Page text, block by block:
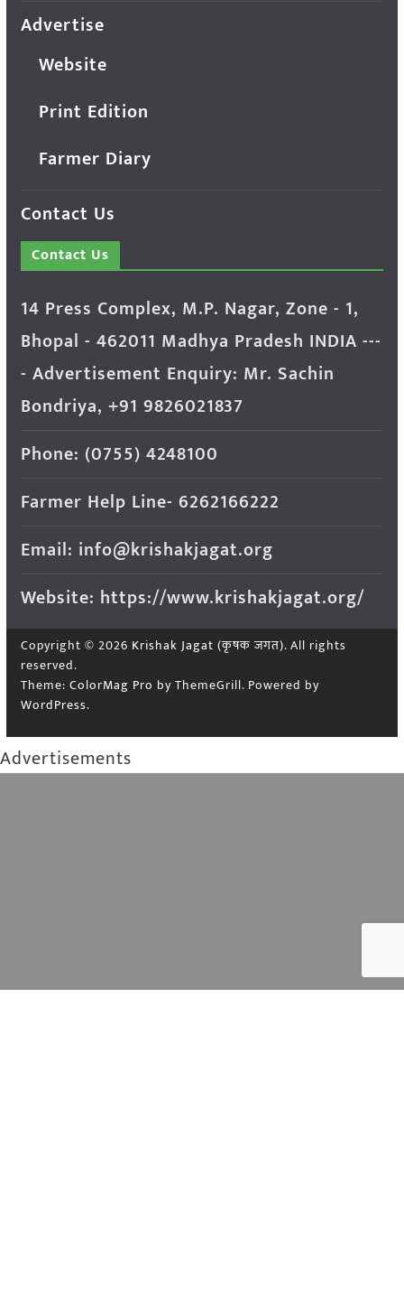
Advertise
Website
Print Edition
Farmer Diary
Contact Us
Contact Us
14 Press Complex, M.P. Nagar, Zone - 1,
Bhopal - 462011 Madhya Pradesh INDIA ---
- Advertisement Enquiry: Mr. Sachin
Bondriya, +91 9826021837
Phone: (0755) 4248100
Farmer Help Line- 6262166222
Email: info@krishakjagat.org
Website: https://www.krishakjagat.org/
Copyright © 2026 Krishak Jagat (कृषक जगत). All rights
reserved.
Theme: ColorMag Pro by ThemeGrill. Powered by
WordPress.
Advertisements